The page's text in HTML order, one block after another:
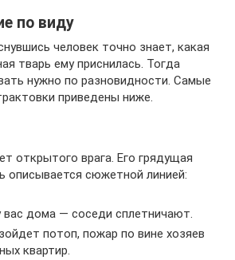
по виду
человек точно знает, какая
тварь ему приснилась. Тогда
нужно по разновидности. Самые
приведены ниже.
открытого врага. Его грядущая
описывается сюжетной линией:
вас дома — соседи сплетничают.
потоп, пожар по вине хозяев
квартир.